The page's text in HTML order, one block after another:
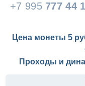
+7 995 777 44
Цена монеты 5
Проходы и